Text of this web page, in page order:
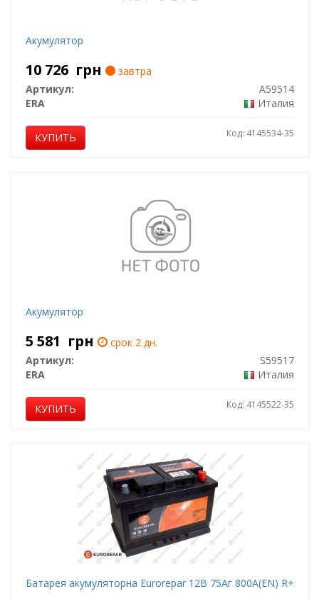
Акумулятор
10 726 грн
завтра
Артикул:
A59514
ERA
Италия
КУПИТЬ Код: 4145534-35
Акумулятор
5 581 грн
срок 2 дн.
Артикул:
S59517
ERA
Италия
КУПИТЬ Код: 4145522-35
Батарея акумуляторна Eurorepar 12В 75Аг 800А(EN) R+